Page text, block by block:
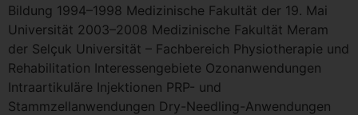
Bildung 1994–1998 Medizinische Fakultät der 19. Mai
Universität 2003–2008 Medizinische Fakultät Meram
der Selçuk Universität – Fachbereich Physiotherapie und
Rehabilitation Interessengebiete Ozonanwendungen
Intraartikuläre Injektionen PRP- und
Stammzellanwendungen Dry-Needling-Anwendungen